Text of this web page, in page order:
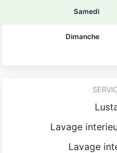
Samedi
Dimanche
Lavage
Lavage